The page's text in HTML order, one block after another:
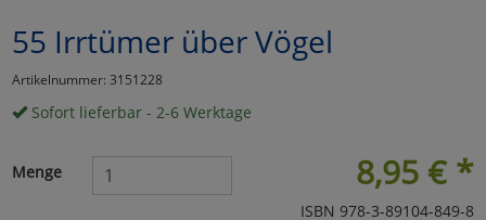
55 Irrtümer über Vögel
Artikelnummer: 3151228
Sofort lieferbar - 2-6 Werktage
8,95 € *
Menge
ISBN 978-3-89104-849-8
Marketing
Umfragetools